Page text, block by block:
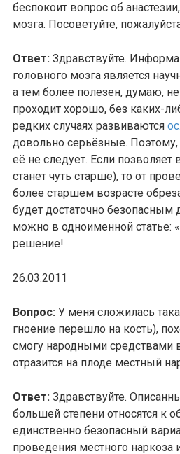
беспокоит вопрос об
мозга. Посоветуйте,
Ответ: Здравствуйте.
головного мозга является
а тем более полезен, думаю,
проходит хорошо, без каких-
редких случаях развиваются
довольно серьёзные. Поэтому,
её не следует. Если
станет чуть старше), то от
более старшем возрасте
будет достаточно безопасным
можно в одноименной статье: «
решение!
26.03.2011
Вопрос: У меня сложилась
гноение перешло на кость),
смогу народными средствами
отразится на плоде местный
Ответ: Здравствуйте.
большей степени относятся к
единственно безопасный
проведения местного наркоза